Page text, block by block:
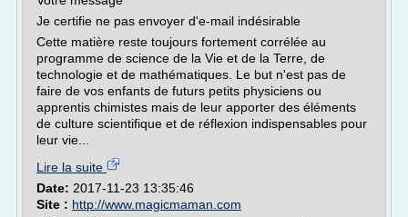
Je certifie ne pas envoyer d'e-mail indésirable
Cette matière reste toujours fortement corrélée au
programme de science de la Vie et de la Terre, de
technologie et de mathématiques. Le but n'est pas de
faire de vos enfants de futurs petits physiciens ou
apprentis chimistes mais de leur apporter des éléments
de culture scientifique et de réflexion indispensables pour
leur vie...
Lire la suite
Date: 2017-11-23 13:35:46
Site : http://www.magicmaman.com